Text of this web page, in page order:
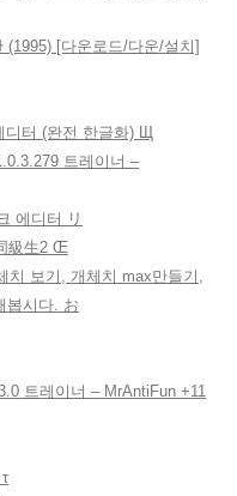
(1995) [다운로드/다운/설치]
디터 (완전 한글화) Щ
트레이너 –
에디터 リ
級生2 Œ
치 보기, 개체치 max만들기,
봅시다. お
트레이너 – MrAntiFun +11